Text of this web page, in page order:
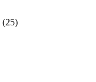
(25)